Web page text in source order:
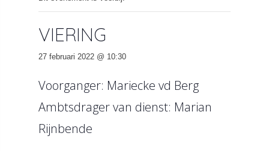
VIERING
27 februari 2022 @ 10:30
Voorganger: Mariecke vd Berg
Ambtsdrager van dienst: Marian
Rijnbende